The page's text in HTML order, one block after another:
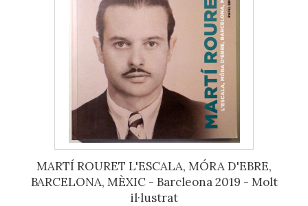
MARTÍ ROURET L'ESCALA, MÓRA D'EBRE,
BARCELONA, MÈXIC - Barcleona 2019 - Molt
il·lustrat